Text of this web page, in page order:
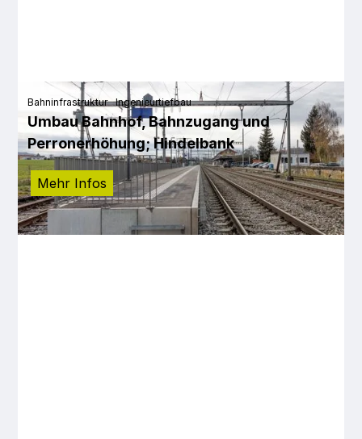
Bahninfrastruktur Ingenieurtiefbau
Umbau Bahnhof, Bahnzugang und
Perronerhöhung; Hindelbank
Mehr Infos